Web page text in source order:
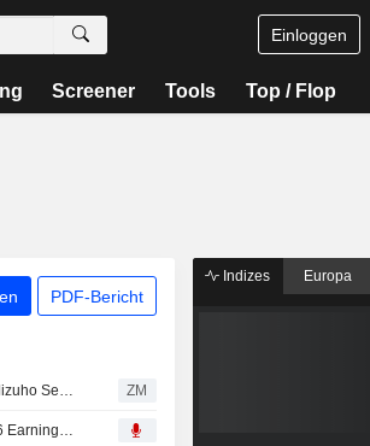
Einloggen
Screener Tools Top / Flop
PDF-Bericht
AMEREN CORPORATION : Mizuho Securities bekräftigt seine Kaufempfehlung ZM
Ameren Corporation, Q2 2026 Earnings Call, Jul 31, 2026
Indizes Europa